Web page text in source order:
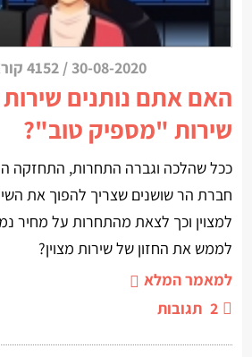
30-08-2020
/ 4152 קוראים/ות
האם אתם נותנים שירות
שירות "מספיק טוב"?
ככל שהלכה וגברה התחרות, התחזקה
חברת הר שושנים שצריך להפוך את
למצוין וכך לצאת מהתחרות על מחיר
לממש את החזון של שירות מצוין?
למאמר המלא
2 תגובות